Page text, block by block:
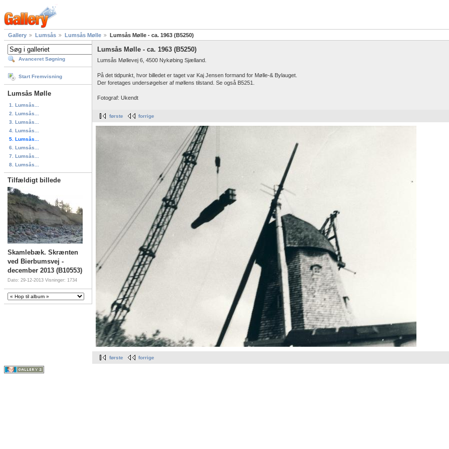
Gallery Lumsås Lumsås Mølle Lumsås Mølle - ca. 1963 (B5250)
Avanceret Søgning
Start Fremvisning
Lumsås Mølle
1. Lumsås...
2. Lumsås...
3. Lumsås...
4. Lumsås...
5. Lumsås...
6. Lumsås...
7. Lumsås...
8. Lumsås...
Tilfældigt billede
Skamlebæk. Skrænten
ved Bierbumsvej -
december 2013 (B10553)
Dato: 29-12-2013 Visninger: 1734
Lumsås Mølle - ca. 1963 (B5250)
Lumsås Møllevej 6, 4500 Nykøbing Sjælland.
På det tidpunkt, hvor billedet er taget var Kaj Jensen formand for Mølle-& Bylauget.
Der foretages undersøgelser af møllens tilstand. Se også B5251.
Fotograf: Ukendt
første forrige
første forrige